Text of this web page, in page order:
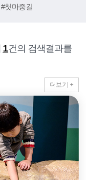
#첫마중길
1건의 검색결과를
더보기 +